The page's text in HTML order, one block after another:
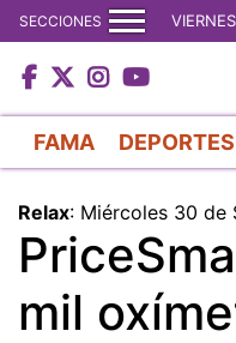
SECCIONES
FAMA DEPORTES
Relax: Miércoles 30 de
mil